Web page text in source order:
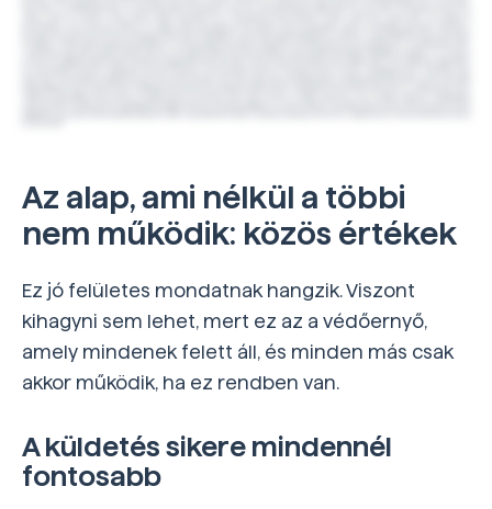
Az alap, ami nélkül a többi
nem működik: közös értékek
Ez jó felületes mondatnak hangzik. Viszont
kihagyni sem lehet, mert ez az a védőernyő,
amely mindenek felett áll, és minden más csak
akkor működik, ha ez rendben van.
A küldetés sikere mindennél
fontosabb